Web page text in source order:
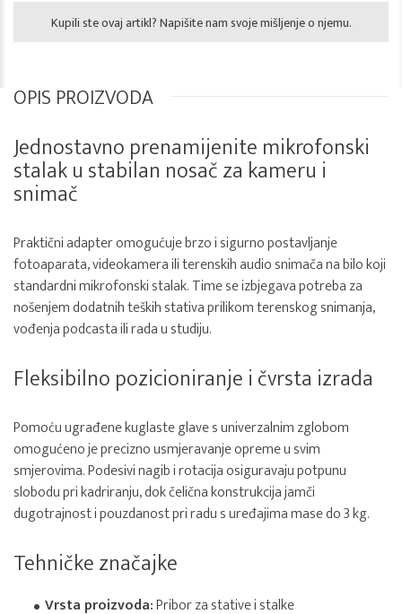
Kupili ste ovaj artikl? Napišite nam svoje mišljenje o njemu.
OPIS PROIZVODA
Jednostavno prenamijenite mikrofonski
stalak u stabilan nosač za kameru i
snimač
Praktični adapter omogućuje brzo i sigurno postavljanje
fotoaparata, videokamera ili terenskih audio snimača na bilo koji
standardni mikrofonski stalak. Time se izbjegava potreba za
nošenjem dodatnih teških stativa prilikom terenskog snimanja,
vođenja podcasta ili rada u studiju.
Fleksibilno pozicioniranje i čvrsta izrada
Pomoću ugrađene kuglaste glave s univerzalnim zglobom
omogućeno je precizno usmjeravanje opreme u svim
smjerovima. Podesivi nagib i rotacija osiguravaju potpunu
slobodu pri kadriranju, dok čelična konstrukcija jamči
dugotrajnost i pouzdanost pri radu s uređajima mase do 3 kg.
Tehničke značajke
Vrsta proizvoda:Pribor za stative i stalke